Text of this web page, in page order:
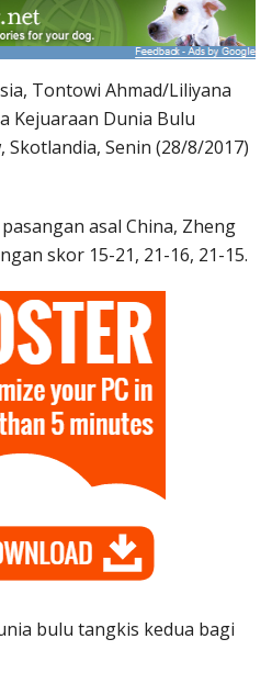
Tontowi Ahmad/Liliyana
Kejuaraan Dunia Bulu
Skotlandia, Senin (28/8/2017)
asal China, Zheng
skor 15-21, 21-16, 21-15.
bulu tangkis kedua bagi